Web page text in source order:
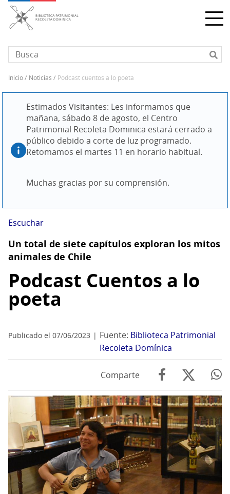
Pasar
contenido
principal
enlaces
ayuda
a
la
inicio noticias podcast cuentos a lo poeta
Estimados Visitantes: Les informamos que
mañana, sábado 8 de agosto, el Centro
Patrimonial Recoleta Dominica estará cerrado a
público debido a corte de luz programado.
Retomamos el martes 11 en horario habitual.
Muchas gracias por su comprensión.
Escuchar
Un total de siete capítulos exploran los mitos
animales de Chile
Podcast Cuentos a lo
poeta
Publicado el 07/06/2023 Fuente: Biblioteca Patrimonial
Recoleta Domínica
Comparte